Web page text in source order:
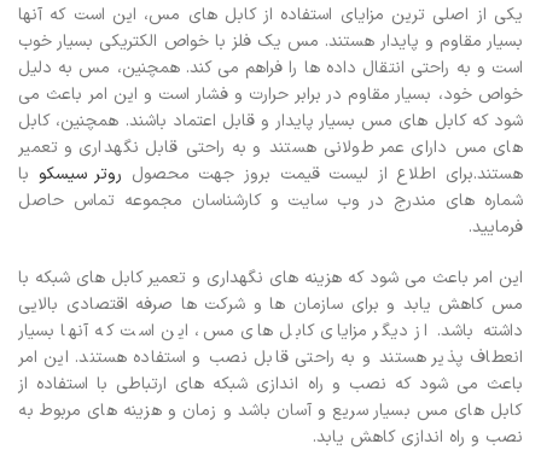
یکی از اصلی ترین مزایای استفاده از کابل های مس، این است که آنها
بسیار مقاوم و پایدار هستند. مس یک فلز با خواص الکتریکی بسیار خوب
است و به راحتی انتقال داده ها را فراهم می کند. همچنین، مس به دلیل
خواص خود، بسیار مقاوم در برابر حرارت و فشار است و این امر باعث می
شود که کابل های مس بسیار پایدار و قابل اعتماد باشند. همچنین، کابل
های مس دارای عمر طولانی هستند و به راحتی قابل نگهداری و تعمیر
هستند.برای اطلاع از لیست قیمت بروز جهت محصول روتر سیسکو با
شماره های مندرج در وب سایت و کارشناسان مجموعه تماس حاصل
فرمایید.
این امر باعث می شود که هزینه های نگهداری و تعمیر کابل های شبکه با
مس کاهش یابد و برای سازمان ها و شرکت ها صرفه اقتصادی بالایی
داشته باشد. از دیگر مزایای کابل های مس، این است که آنها بسیار
انعطاف پذیر هستند و به راحتی قابل نصب و استفاده هستند. این امر
باعث می شود که نصب و راه اندازی شبکه های ارتباطی با استفاده از
کابل های مس بسیار سریع و آسان باشد و زمان و هزینه های مربوط به
نصب و راه اندازی کاهش یابد.